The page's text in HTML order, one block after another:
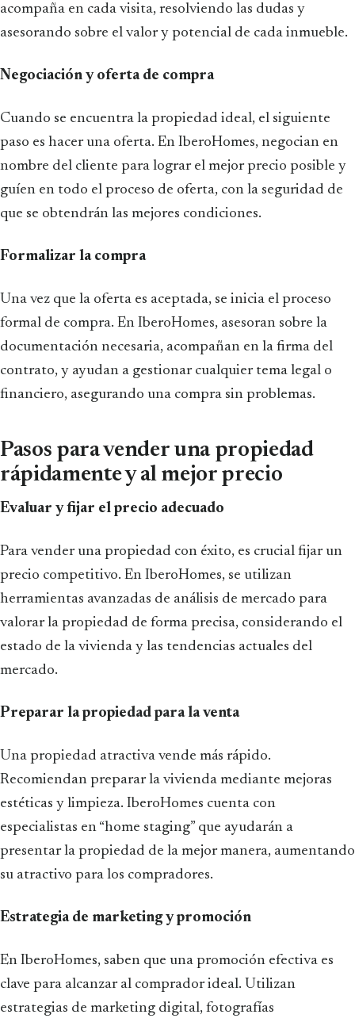
acompaña en cada visita, resolviendo las dudas y
asesorando sobre el valor y potencial de cada inmueble.
Negociación y oferta de compra
Cuando se encuentra la propiedad ideal, el siguiente
paso es hacer una oferta. En IberoHomes, negocian en
nombre del cliente para lograr el mejor precio posible y
guíen en todo el proceso de oferta, con la seguridad de
que se obtendrán las mejores condiciones.
Formalizar la compra
Una vez que la oferta es aceptada, se inicia el proceso
formal de compra. En IberoHomes, asesoran sobre la
documentación necesaria, acompañan en la firma del
contrato, y ayudan a gestionar cualquier tema legal o
financiero, asegurando una compra sin problemas.
Pasos para vender una propiedad
rápidamente y al mejor precio
Evaluar y fijar el precio adecuado
Para vender una propiedad con éxito, es crucial fijar un
precio competitivo. En IberoHomes, se utilizan
herramientas avanzadas de análisis de mercado para
valorar la propiedad de forma precisa, considerando el
estado de la vivienda y las tendencias actuales del
mercado.
Preparar la propiedad para la venta
Una propiedad atractiva vende más rápido.
Recomiendan preparar la vivienda mediante mejoras
estéticas y limpieza. IberoHomes cuenta con
especialistas en “home staging” que ayudarán a
presentar la propiedad de la mejor manera, aumentando
su atractivo para los compradores.
Estrategia de marketing y promoción
En IberoHomes, saben que una promoción efectiva es
clave para alcanzar al comprador ideal. Utilizan
estrategias de marketing digital, fotografías